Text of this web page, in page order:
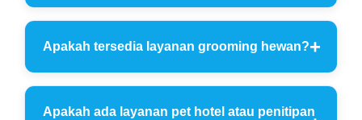
Apakah tersedia layanan grooming hewan?
Apakah ada layanan pet hotel atau penitipan